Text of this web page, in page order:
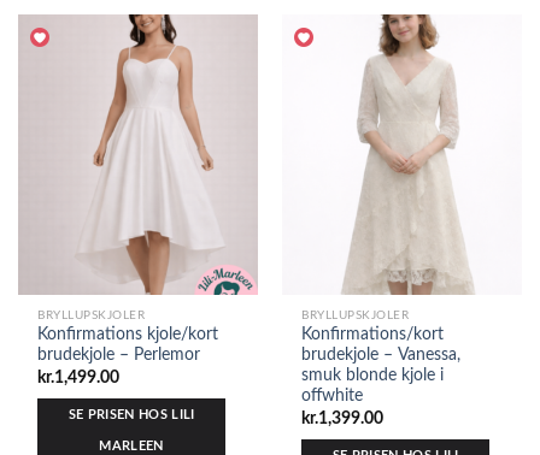
BRYLLUPSKJOLER
Konfirmations kjole/kort
brudekjole – Perlemor
kr.1,499.00
SE PRISEN HOS LILI
MARLEEN
BRYLLUPSKJOLER
Konfirmations/kort
brudekjole – Vanessa,
smuk blonde kjole i
offwhite
kr.1,399.00